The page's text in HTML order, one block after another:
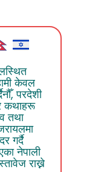
केवल
परदेशी
कथाहरू
तथा
गर्दै
नेपाली
राख्ने